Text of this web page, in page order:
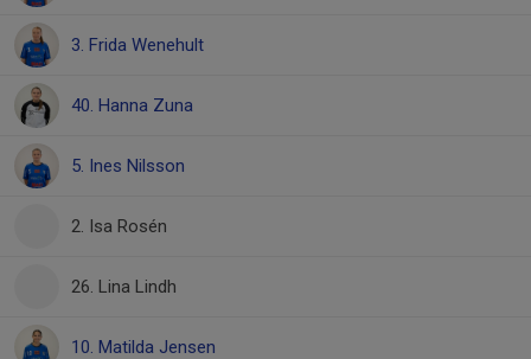
3. Frida Wenehult
40. Hanna Zuna
5. Ines Nilsson
2. Isa Rosén
26. Lina Lindh
10. Matilda Jensen